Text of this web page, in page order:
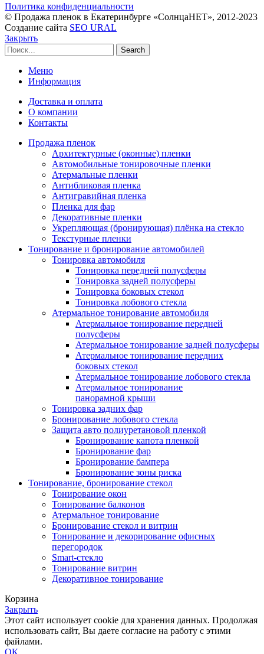
Политика конфиденциальности
© Продажа пленок в Екатеринбурге «СолнцаНЕТ», 2012-2023
Создание сайта SEO URAL
Закрыть
Search
Меню
Информация
Доставка и оплата
О компании
Контакты
Продажа пленок
Архитектурные (оконные) пленки
Автомобильные тонировочные пленки
Атермальные пленки
Антибликовая пленка
Антигравийная пленка
Пленка для фар
Декоративные пленки
Укрепляющая (бронирующая) плёнка на стекло
Текстурные пленки
Тонирование и бронирование автомобилей
Тонировка автомобиля
Тонировка передней полусферы
Тонировка задней полусферы
Тонировка боковых стекол
Тонировка лобового стекла
Атермальное тонирование автомобиля
Атермальное тонирование передней
полусферы
Атермальное тонирование задней полусферы
Атермальное тонирование передних
боковых стекол
Атермальное тонирование лобового стекла
Атермальное тонирование
панорамной крыши
Тонировка задних фар
Бронирование лобового стекла
Защита авто полиуретановой пленкой
Бронирование капота пленкой
Бронирование фар
Бронирование бампера
Бронирование зоны риска
Тонирование, бронирование стекол
Тонирование окон
Тонирование балконов
Атермальное тонирование
Бронирование стекол и витрин
Тонирование и декорирование офисных
перегородок
Smart-стекло
Тонирование витрин
Декоративное тонирование
Корзина
Закрыть
Этот сайт использует cookie для хранения данных. Продолжая
использовать сайт, Вы даете согласие на работу с этими
файлами.
ОК